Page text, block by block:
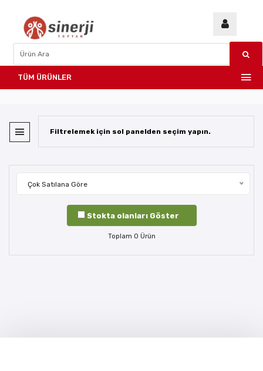
TÜM ÜRÜNLER
Filtrelemek için sol panelden seçim yapın.
Çok Satılana Göre
Stokta olanları Göster
Toplam 0 Ürün